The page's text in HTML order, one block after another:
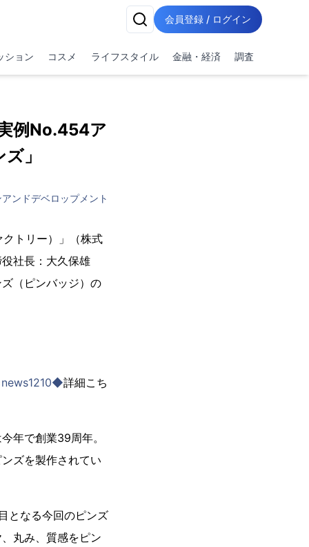
会員登録 / ログイン
ション コスメ ライフスタイル 金融・経済 調査
例No.454ア
」
ンドデベロップメント
トリー）」（株式
社長：大久保雄
（ピンバッジ）の
詳細こち
年で創業39周年。
ズを製作されてい
となる今回のピンズ
丸み、質感をピン